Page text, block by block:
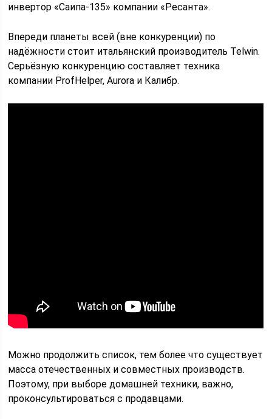
инвертор «Саипа-135» компании «Ресанта».
Впереди планеты всей (вне конкуренции) по
надёжности стоит итальянский производитель Telwin.
Серьёзную конкуренцию составляет техника
компании ProfHelper, Aurora и Калибр.
Можно продолжить список, тем более что существует
масса отечественных и совместных производств.
Поэтому, при выборе домашней техники, важно,
проконсультироваться с продавцами.